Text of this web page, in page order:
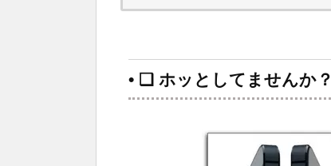
• ❑ ホッとしてませんか？